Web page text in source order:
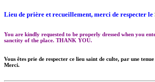
Lieu de prière et recueillement, merci de respecter le
You are kindly requested to be properly dressed when you
sanctity of the place. THANK YOU.
Vous êtes prie de respecter ce lieu saint de culte, par une
Merci.